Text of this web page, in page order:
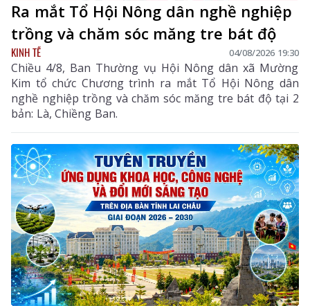
Ra mắt Tổ Hội Nông dân nghề nghiệp
trồng và chăm sóc măng tre bát độ
KINH TẾ 04/08/2026 19:30
Chiều 4/8, Ban Thường vụ Hội Nông dân xã Mường
Kim tổ chức Chương trình ra mắt Tổ Hội Nông dân
nghề nghiệp trồng và chăm sóc măng tre bát độ tại 2
bản: Là, Chiềng Ban.